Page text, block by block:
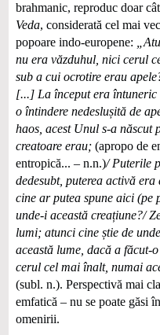
brahmanic, reproduc doar
Veda, considerată cel mai
popoare indo-europene:
nu era văzduhul, nici cerul
sub a cui ocrotire erau
[...] La început era
o întindere nedeslușită de
haos, acest Unul s-a
creatoare erau; (apropo de
entropică... – n.n.)/ Puterile
dedesubt, puterea activă
cine ar putea spune aici (pe
unde-i această creațiune?/
lumi; atunci cine știe de
această lume, dacă a făcut-
cerul cel mai înalt, numai
(subl. n.). Perspectivă mai
emfatică – nu se poate găsi
omenirii.